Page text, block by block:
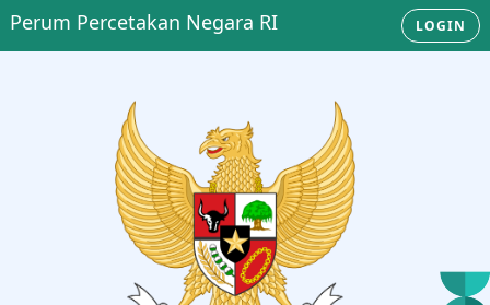
Perum Percetakan Negara RI LOGIN